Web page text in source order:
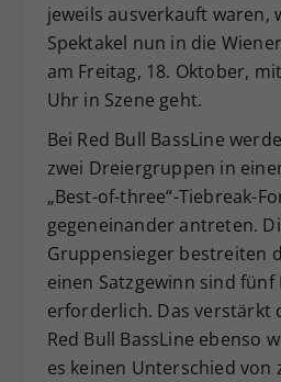
jeweils ausverkauft waren,
Spektakel nun in die
am Freitag, 18. Oktober,
Uhr in Szene geht.
Bei Red Bull BassLine
zwei Dreiergruppen in
„Best-of-three“-Tiebreak-
gegeneinander antreten.
Gruppensieger bestreiten
einen Satzgewinn sind fünf
erforderlich. Das verstärkt
Red Bull BassLine ebenso
es keinen Unterschied von